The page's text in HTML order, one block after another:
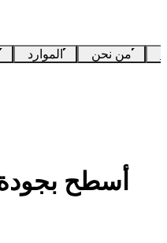
الموارد من نحن
أسطح